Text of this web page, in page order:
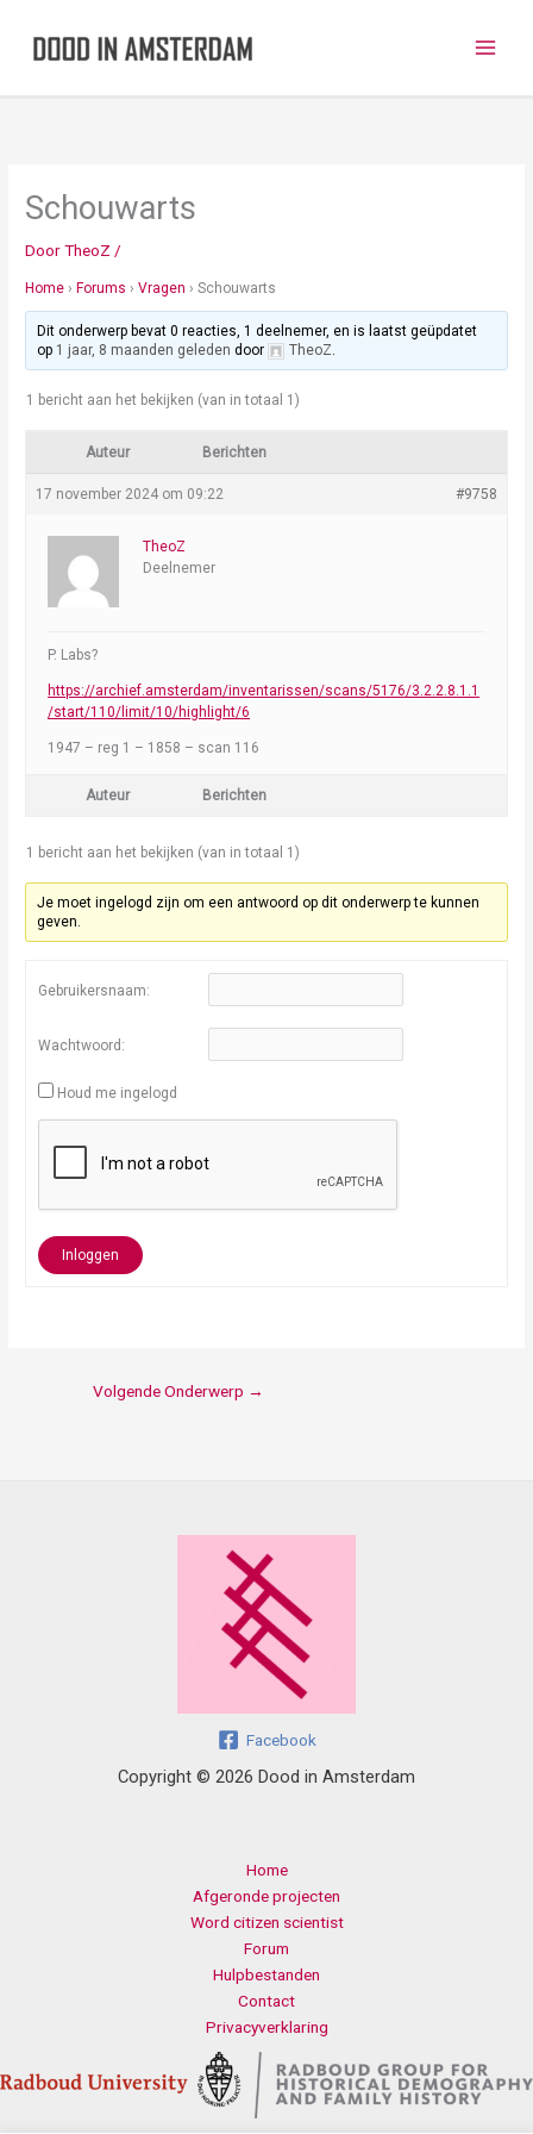
Schouwarts
DoorTheoZ /
Home › Forums › Vragen › Schouwarts
Dit onderwerp bevat 0 reacties, 1 deelnemer, en is laatst geüpdatet
op 1 jaar, 8 maanden geleden door TheoZ.
1 bericht aan het bekijken (van in totaal 1)
Auteur Berichten
17 november 2024 om 09:22 #9758
TheoZ
Deelnemer
P. Labs?
https://archief.amsterdam/inventarissen/scans/5176/3.2.2.8.1.1
/start/110/limit/10/highlight/6
1947 – reg 1 – 1858 – scan 116
Auteur Berichten
1 bericht aan het bekijken (van in totaal 1)
Je moet ingelogd zijn om een antwoord op dit onderwerp te kunnen
geven.
Gebruikersnaam:
Wachtwoord:
Houd me ingelogd
Inloggen
Volgende Onderwerp →
Facebook
Copyright © 2026 Dood in Amsterdam
Home
Afgeronde projecten
Word citizen scientist
Forum
Hulpbestanden
Contact
Privacyverklaring